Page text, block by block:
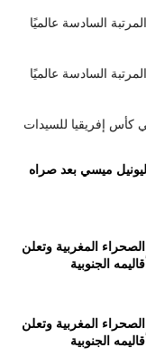
السادسة عالميًا
السادسة عالميًا
كأس إفريقيا للسيدات
ليونيل ميسي بعد صراه
المغربية وتعلن
الجنوبية
المغربية وتعلن
الجنوبية